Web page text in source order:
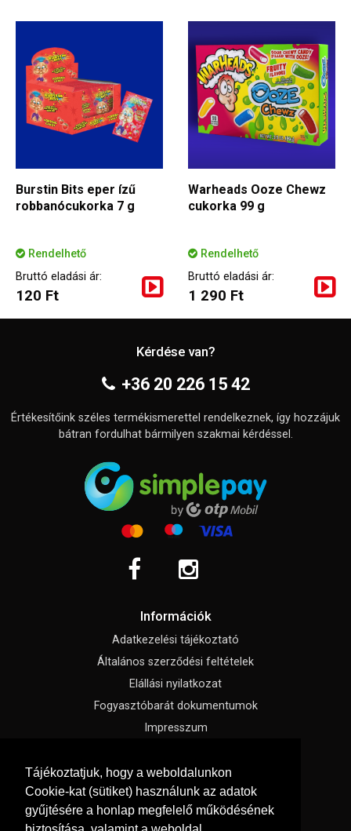
Tájékoztatjuk, hogy a weboldalunkon
Cookie-kat (sütiket) használunk az adatok
gyűjtésére a honlap megfelelő működésének
Burstin Bits eper ízű
robbanócukorka 7 g
Rendelhető
Bruttó eladási ár:
120 Ft
Warheads Ooze Chewz
cukorka 99 g
Rendelhető
Bruttó eladási ár:
1 290 Ft
Kérdése van?
+36 20 226 15 42
Értékesítőink széles termékismerettel rendelkeznek, így hozzájuk
bátran fordulhat bármilyen szakmai kérdéssel.
Információk
Adatkezelési tájékoztató
Általános szerződési feltételek
Elállási nyilatkozat
Fogyasztóbarát dokumentumok
Impresszum
Menü
Hírek, érdekességek